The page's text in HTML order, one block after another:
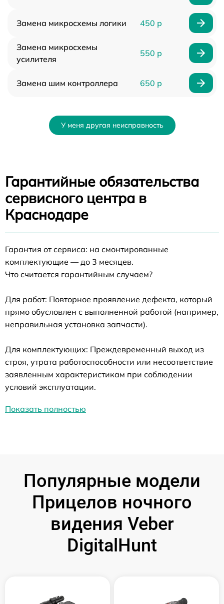
Замена микросхемы логики 450 р
Замена микросхемы
усилителя
550 р
Замена шим контроллера 650 р
У меня другая неисправность
Гарантийные обязательства
сервисного центра в
Краснодаре
Гарантия от сервиса: на смонтированные
комплектующие — до 3 месяцев.
Что считается гарантийным случаем?
Для работ: Повторное проявление дефекта, который
прямо обусловлен с выполненной работой (например,
неправильная установка запчасти).
Для комплектующих: Преждевременный выход из
строя, утрата работоспособности или несоответствие
заявленным характеристикам при соблюдении
условий эксплуатации.
Показать полностью
Популярные модели
Прицелов ночного
видения Veber
DigitalHunt